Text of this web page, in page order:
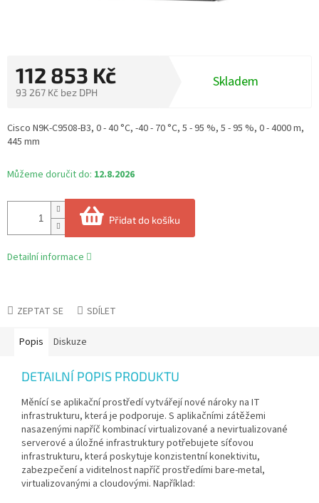
112 853 Kč
93 267 Kč bez DPH
cena:
Skladem
Můžeme doručit do: 12.8.2026
Přidat do košíku
Cisco N9K-C9508-B3, 0 - 40 °C, -40 - 70 °C, 5 - 95 %, 5 - 95 %, 0 - 4000 m,
445 mm
Detailní informace
ZEPTAT SE SDÍLET
Popis Diskuze
DETAILNÍ POPIS PRODUKTU
Měnící se aplikační prostředí vytvářejí nové nároky na IT
infrastrukturu, která je podporuje. S aplikačními zátěžemi
nasazenými napříč kombinací virtualizované a nevirtualizované
serverové a úložné infrastruktury potřebujete síťovou
infrastrukturu, která poskytuje konzistentní konektivitu,
zabezpečení a viditelnost napříč prostředími bare-metal,
virtualizovanými a cloudovými. Například: